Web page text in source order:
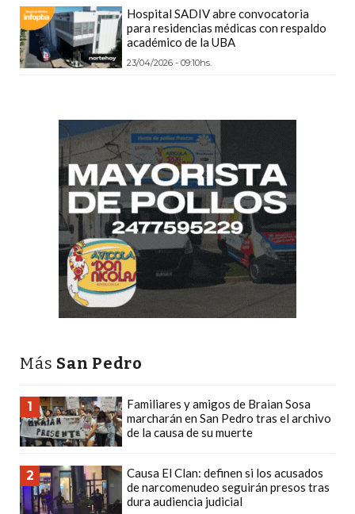
WHATSAPP
TIENDA
ONLINE
GRATIS
CHANGUITO.COM.AR
PLATAFORMAS
WHATSAPP
RECIBIR
DE
POR
WHATSAPP:
LA
GUÍA
DEFINITIVA
PARA
Hospital SADIV abre convocatoria
para residencias médicas con respaldo
académico de la UBA
23/04/2026 - 09:10hs.
Más San Pedro
1
Familiares y amigos de Braian Sosa
marcharán en San Pedro tras el archivo
de la causa de su muerte
2
Causa El Clan: definen si los acusados
de narcomenudeo seguirán presos tras
dura audiencia judicial